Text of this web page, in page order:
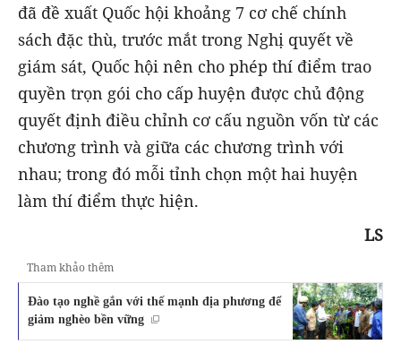
đã đề xuất Quốc hội khoảng 7 cơ chế chính
sách đặc thù, trước mắt trong Nghị quyết về
giám sát, Quốc hội nên cho phép thí điểm trao
quyền trọn gói cho cấp huyện được chủ động
quyết định điều chỉnh cơ cấu nguồn vốn từ các
chương trình và giữa các chương trình với
nhau; trong đó mỗi tỉnh chọn một hai huyện
làm thí điểm thực hiện.
LS
Tham khảo thêm
Đào tạo nghề gắn với thế mạnh địa phương để
giảm nghèo bền vững